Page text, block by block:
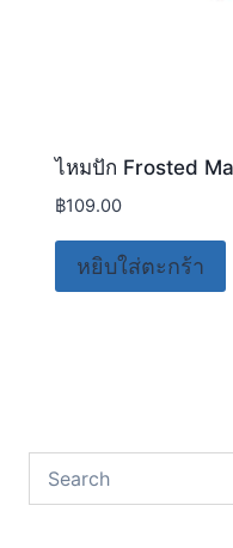
ไหมปัก Frosted
฿109.00
หยิบใส่ตะกร้า